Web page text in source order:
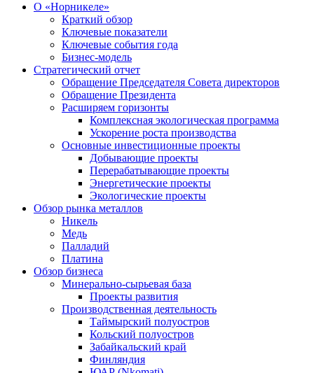
О «Норникеле»
Краткий обзор
Ключевые показатели
Ключевые события года
Бизнес-модель
Стратегический отчет
Обращение Председателя Совета директоров
Обращение Президента
Расширяем горизонты
Комплексная экологическая программа
Ускорение роста производства
Основные инвестиционные проекты
Добывающие проекты
Перерабатывающие проекты
Энергетические проекты
Экологические проекты
Обзор рынка металлов
Никель
Медь
Палладий
Платина
Обзор бизнеса
Минерально-сырьевая база
Проекты развития
Производственная деятельность
Таймырский полуостров
Кольский полуостров
Забайкальский край
Финляндия